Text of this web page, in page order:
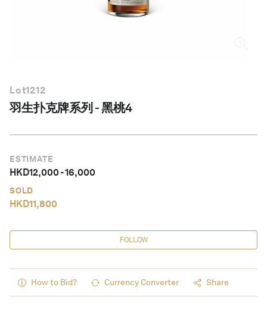
Lot1212
羽生扑克牌系列 - 黑桃4
ESTIMATE
HKD12,000-16,000
SOLD
HKD11,800
FOLLOW
How to Bid? Currency Converter Share